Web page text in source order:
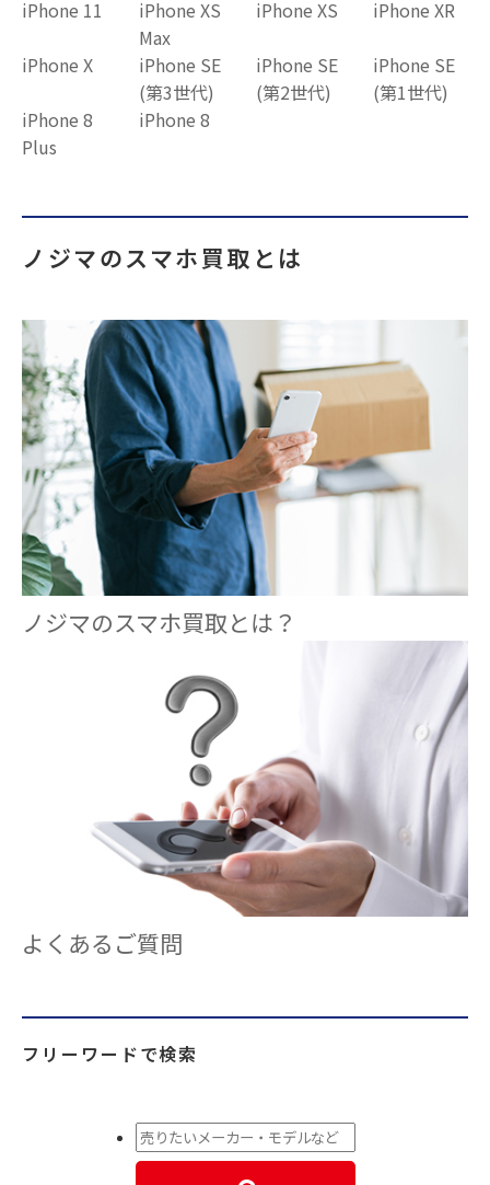
iPhone 11
iPhone XS
Max
iPhone XS iPhone XR
iPhone X
iPhone SE
(第3世代)
iPhone SE
(第2世代)
iPhone SE
(第1世代)
iPhone 8
Plus
iPhone 8
ノジマのスマホ買取とは
ノジマのスマホ買取とは？
よくあるご質問
フリーワードで検索